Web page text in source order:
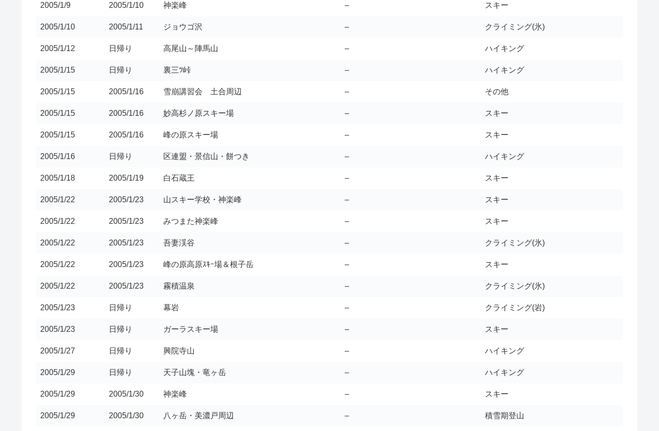
2005/1/9 2005/1/10 神楽峰 – スキー
2005/1/10 2005/1/11 ジョウゴ沢 – クライミング(氷)
2005/1/12 日帰り 高尾山～陣馬山 – ハイキング
2005/1/15 日帰り 裏三ﾂ峠 – ハイキング
2005/1/15 2005/1/16 雪崩講習会 土合周辺 – その他
2005/1/15 2005/1/16 妙高杉ノ原スキー場 – スキー
2005/1/15 2005/1/16 峰の原スキー場 – スキー
2005/1/16 日帰り 区連盟・景信山・餅つき – ハイキング
2005/1/18 2005/1/19 白石蔵王 – スキー
2005/1/22 2005/1/23 山スキー学校・神楽峰 – スキー
2005/1/22 2005/1/23 みつまた神楽峰 – スキー
2005/1/22 2005/1/23 吾妻渓谷 – クライミング(氷)
2005/1/22 2005/1/23 峰の原高原ｽｷｰ場＆根子岳 – スキー
2005/1/22 2005/1/23 霧積温泉 – クライミング(氷)
2005/1/23 日帰り 幕岩 – クライミング(岩)
2005/1/23 日帰り ガーラスキー場 – スキー
2005/1/27 日帰り 興院寺山 – ハイキング
2005/1/29 日帰り 天子山塊・竜ヶ岳 – ハイキング
2005/1/29 2005/1/30 神楽峰 – スキー
2005/1/29 2005/1/30 八ヶ岳・美濃戸周辺 – 積雪期登山